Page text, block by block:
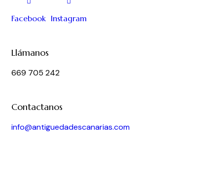
Facebook Instagram
Llámanos
669 705 242
Contactanos
info@antiguedadescanarias.com